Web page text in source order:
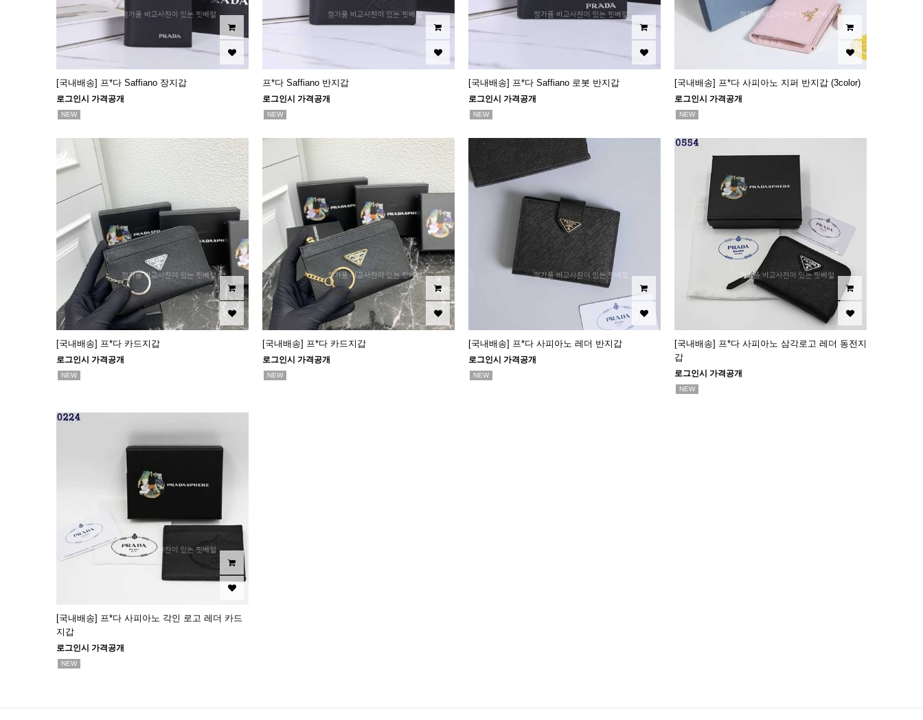
[국내배송] 프*다 Saffiano 장지갑
로그인시 가격공개
NEW
프*다 Saffiano 반지갑
로그인시 가격공개
NEW
[국내배송] 프*다 Saffiano 로봇 반지갑
로그인시 가격공개
NEW
[국내배송] 프*다 사피아노 지퍼 반지갑 (3color)
로그인시 가격공개
NEW
[국내배송] 프*다 카드지갑
로그인시 가격공개
NEW
[국내배송] 프*다 카드지갑
로그인시 가격공개
NEW
[국내배송] 프*다 사피아노 레더 반지갑
로그인시 가격공개
NEW
[국내배송] 프*다 사피아노 삼각로고 레더 동전지
갑
로그인시 가격공개
NEW
[국내배송] 프*다 사피아노 각인 로고 레더 카드
지갑
로그인시 가격공개
NEW